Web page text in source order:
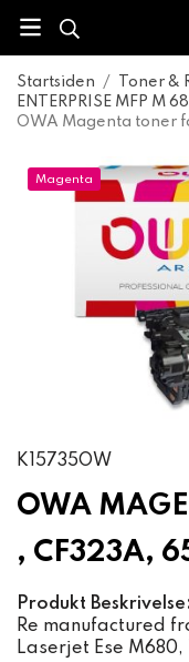
Startsiden / Toner &
ENTERPRISE MFP M
OWA Magenta toner
Magenta
K15735OW
OWA
, CF323A,
Produkt Beskrivelse:
Re manufactured
Laserjet Ese M680,